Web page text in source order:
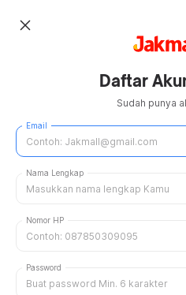
close
Daftar
Sudah punya
Email
Nama Lengkap
Nomor HP
Password